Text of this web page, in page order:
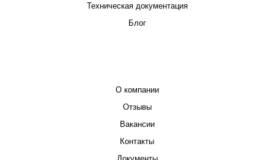
Техническая документация
Блог
О компании
Отзывы
Вакансии
Контакты